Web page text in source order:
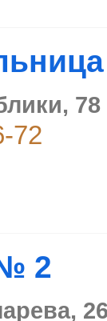
78
72
2